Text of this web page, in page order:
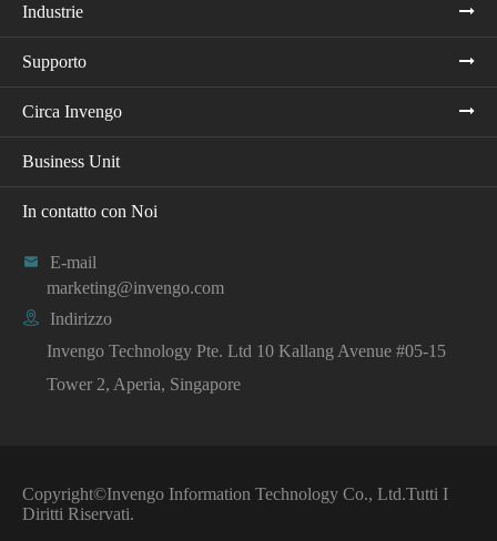
Industrie
Supporto
Circa Invengo
Business Unit
In contatto con Noi

E-mail
marketing@invengo.com

Indirizzo
Invengo Technology Pte. Ltd 10 Kallang Avenue #05-15
Tower 2, Aperia, Singapore
Copyright©Invengo Information Technology Co., Ltd.Tutti I
Diritti Riservati.